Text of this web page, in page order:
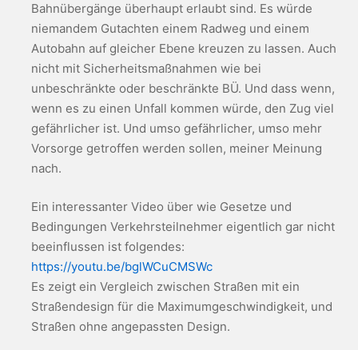
Bahnübergänge überhaupt erlaubt sind. Es würde
niemandem Gutachten einem Radweg und einem
Autobahn auf gleicher Ebene kreuzen zu lassen. Auch
nicht mit Sicherheitsmaßnahmen wie bei
unbeschränkte oder beschränkte BÜ. Und dass wenn,
wenn es zu einen Unfall kommen würde, den Zug viel
gefährlicher ist. Und umso gefährlicher, umso mehr
Vorsorge getroffen werden sollen, meiner Meinung
nach.
Ein interessanter Video über wie Gesetze und
Bedingungen Verkehrsteilnehmer eigentlich gar nicht
beeinflussen ist folgendes:
https://youtu.be/bglWCuCMSWc
Es zeigt ein Vergleich zwischen Straßen mit ein
Straßendesign für die Maximumgeschwindigkeit, und
Straßen ohne angepassten Design.